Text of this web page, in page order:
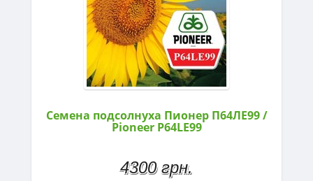
Семена подсолнуха Пионер П64ЛЕ99 /
Pioneer P64LE99
4300 грн.